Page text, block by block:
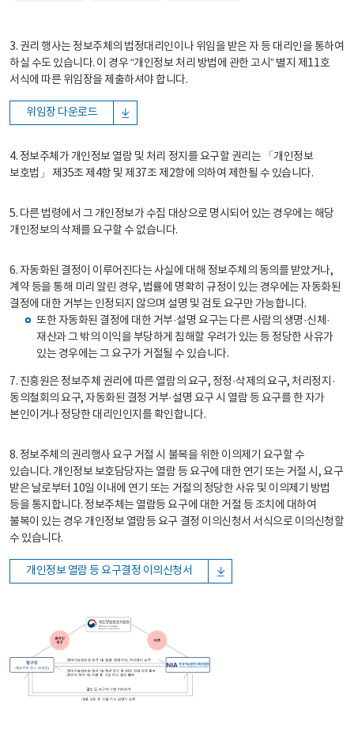
3. 권리 행사는 정보주체의 법정대리인이나 위임을 받은 자 등 대리인을 통하여
하실 수도 있습니다. 이 경우 “개인정보 처리 방법에 관한 고시” 별지 제11호
서식에 따른 위임장을 제출하셔야 합니다.
위임장 다운로드
4. 정보주체가 개인정보 열람 및 처리 정지를 요구할 권리는 「개인정보
보호법」 제35조 제4항 및 제37조 제2항에 의하여 제한될 수 있습니다.
5. 다른 법령에서 그 개인정보가 수집 대상으로 명시되어 있는 경우에는 해당
개인정보의 삭제를 요구할 수 없습니다.
6. 자동화된 결정이 이루어진다는 사실에 대해 정보주체의 동의를 받았거나,
계약 등을 통해 미리 알린 경우, 법률에 명확히 규정이 있는 경우에는 자동화된
결정에 대한 거부는 인정되지 않으며 설명 및 검토 요구만 가능합니다.
또한 자동화된 결정에 대한 거부·설명 요구는 다른 사람의 생명·신체·
재산과 그 밖의 이익을 부당하게 침해할 우려가 있는 등 정당한 사유가
있는 경우에는 그 요구가 거절될 수 있습니다.
7. 진흥원은 정보주체 권리에 따른 열람의 요구, 정정·삭제의 요구, 처리정지·
동의철회의 요구, 자동화된 결정 거부·설명 요구 시 열람 등 요구를 한 자가
본인이거나 정당한 대리인인지를 확인합니다.
8. 정보주체의 권리행사 요구 거절 시 불복을 위한 이의제기 요구할 수
있습니다. 개인정보 보호담당자는 열람 등 요구에 대한 연기 또는 거절 시, 요구
받은 날로부터 10일 이내에 연기 또는 거절의 정당한 사유 및 이의제기 방법
등을 통지합니다. 정보주체는 열람등 요구에 대한 거절 등 조치에 대하여
불복이 있는 경우 개인정보 열람등 요구 결정 이의신청서 서식으로 이의신청할
수 있습니다.
개인정보 열람 등 요구결정 이의신청서